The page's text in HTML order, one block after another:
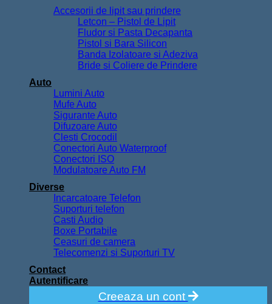
Accesorii de lipit sau prindere
Letcon – Pistol de Lipit
Fludor si Pasta Decapanta
Pistol si Bara Silicon
Banda Izolatoare si Adeziva
Bride si Coliere de Prindere
Auto
Lumini Auto
Mufe Auto
Sigurante Auto
Difuzoare Auto
Clesti Crocodil
Conectori Auto Waterproof
Conectori ISO
Modulatoare Auto FM
Diverse
Incarcatoare Telefon
Suporturi telefon
Casti Audio
Boxe Portabile
Ceasuri de camera
Telecomenzi si Suporturi TV
Contact
Autentificare
Creeaza un cont